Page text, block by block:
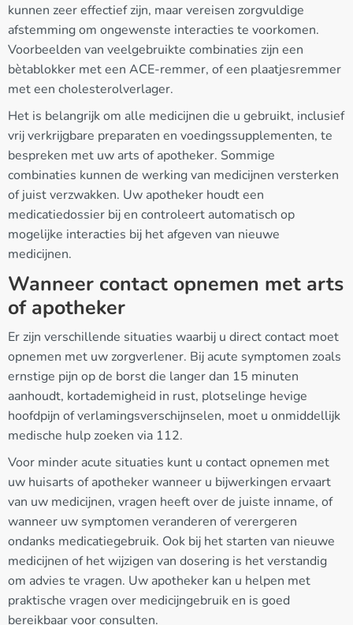
kunnen zeer effectief zijn, maar vereisen zorgvuldige
afstemming om ongewenste interacties te voorkomen.
Voorbeelden van veelgebruikte combinaties zijn een
bètablokker met een ACE-remmer, of een plaatjesremmer
met een cholesterolverlager.
Het is belangrijk om alle medicijnen die u gebruikt, inclusief
vrij verkrijgbare preparaten en voedingssupplementen, te
bespreken met uw arts of apotheker. Sommige
combinaties kunnen de werking van medicijnen versterken
of juist verzwakken. Uw apotheker houdt een
medicatiedossier bij en controleert automatisch op
mogelijke interacties bij het afgeven van nieuwe
medicijnen.
Wanneer contact opnemen met arts
of apotheker
Er zijn verschillende situaties waarbij u direct contact moet
opnemen met uw zorgverlener. Bij acute symptomen zoals
ernstige pijn op de borst die langer dan 15 minuten
aanhoudt, kortademigheid in rust, plotselinge hevige
hoofdpijn of verlamingsverschijnselen, moet u onmiddellijk
medische hulp zoeken via 112.
Voor minder acute situaties kunt u contact opnemen met
uw huisarts of apotheker wanneer u bijwerkingen ervaart
van uw medicijnen, vragen heeft over de juiste inname, of
wanneer uw symptomen veranderen of verergeren
ondanks medicatiegebruik. Ook bij het starten van nieuwe
medicijnen of het wijzigen van dosering is het verstandig
om advies te vragen. Uw apotheker kan u helpen met
praktische vragen over medicijngebruik en is goed
bereikbaar voor consulten.